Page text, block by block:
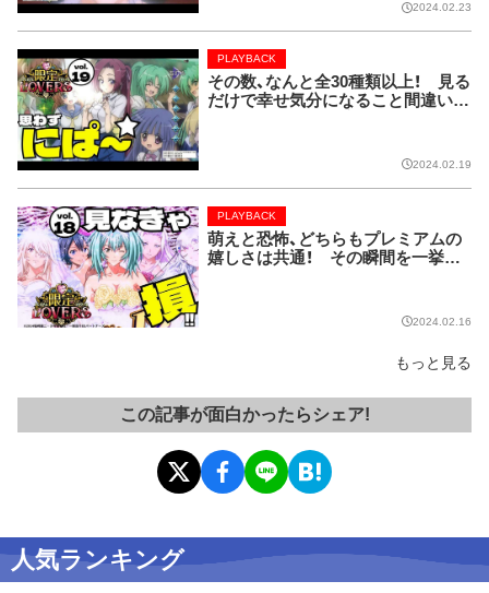
2024.02.23
その数、なんと全30種類以上！ 見る
だけで幸せ気分になること間違いな
PLAYBACK
2024.02.19
萌えと恐怖、どちらもプレミアムの
嬉しさは共通！ その瞬間を一挙ま
PLAYBACK
2024.02.16
もっと見る
この記事が面白かったらシェア!
人気ランキング